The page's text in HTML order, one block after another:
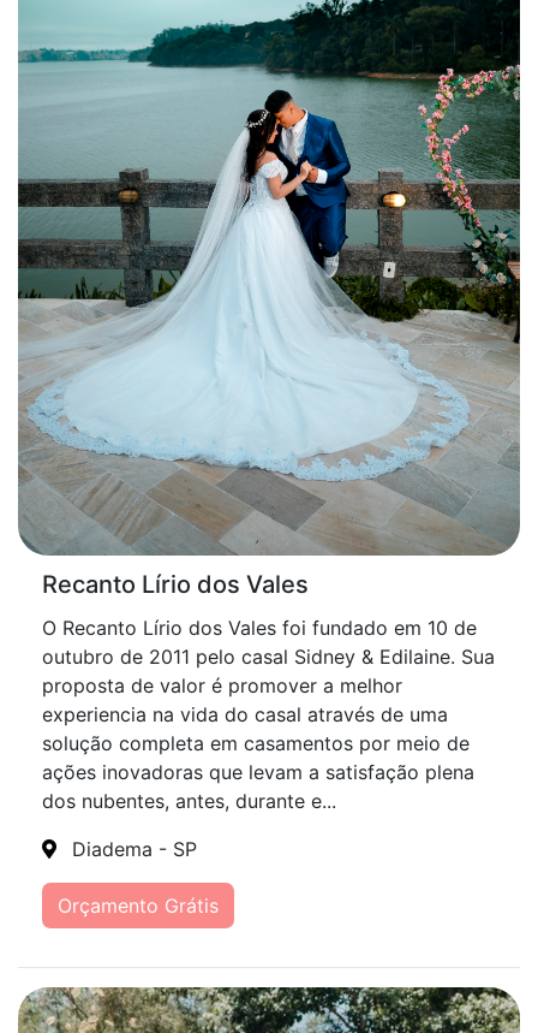
Recanto Lírio dos Vales
O Recanto Lírio dos Vales foi fundado em 10 de
outubro de 2011 pelo casal Sidney & Edilaine. Sua
proposta de valor é promover a melhor
experiencia na vida do casal através de uma
solução completa em casamentos por meio de
ações inovadoras que levam a satisfação plena
dos nubentes, antes, durante e...
Diadema - SP
Orçamento Grátis